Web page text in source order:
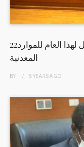
22مليار جنيه إيرادات في الربع الأول لهذا العام للموارد
المعدنية
BY 5 YEARSAGO